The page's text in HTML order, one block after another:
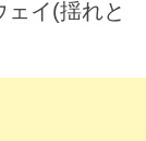
イ(揺れと